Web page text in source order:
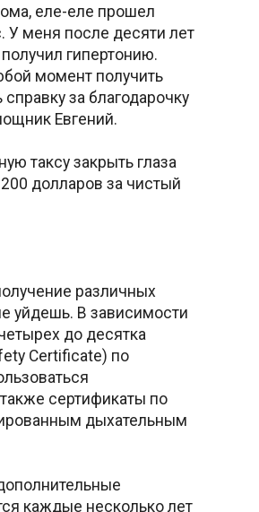
еле-еле прошел
У меня после десяти лет
гипертонию.
момент получить
за благодарочку
Евгений.
таксу закрыть глаза
долларов за чистый
различных
уйдешь. В зависимости
до десятка
Certificate) по
сертификаты по
дыхательным
каждые несколько лет